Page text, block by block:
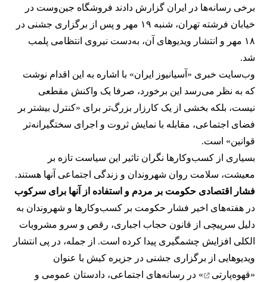
برخی رسانه‌ها در ایران گزارش دادند فروشگاه جین‌وست در
خیابان فرشته تهران، شنبه ۱۹ مهر و پس از برگزاری جشنی در
۱۸ مهر و انتشار ویدیوهای آن، به‌دست نیروی انتظامی پلمب
شد.
وب‌سایت خبری «آسیانیوز ایران» با اشاره به این اقدام نوشت
که به نظر می‌رسد این برخورد، صرفا یک واکنش مقطعی
نیست، بلکه بخشی از یک کارزار بزرگ‌تر برای «کنترل بیشتر بر
فضای اجتماعی، مقابله با نمایش ثروت و اجرای سختگیرانه‌تر
قوانین» است.
بسیاری از کسب‌وکارها نگران تاثیر این سیاست‌ تازه بر
معیشت، سلامت روان شهروندان و زندگی اجتماعی آنها هستند.
فشار اقتصادی حکومت بر مردم و استفاده از آنها برای سرکوب
در هفته‌های اخیر فشار حکومت بر کسب‌وکارها و شهروندان به
دلیل سرپیچی از قانون حجاب اجباری، رقص و سرو مشروبات
الکلی افزایش چشمگیری پیدا کرده است. از جمله، در پی انتشار
ویدیوهایی از برگزاری جشنی در جزیره کیش با عنوان
«قهوه‌پارتی
» در رسانه‌های اجتماعی، دادستان عمومی و